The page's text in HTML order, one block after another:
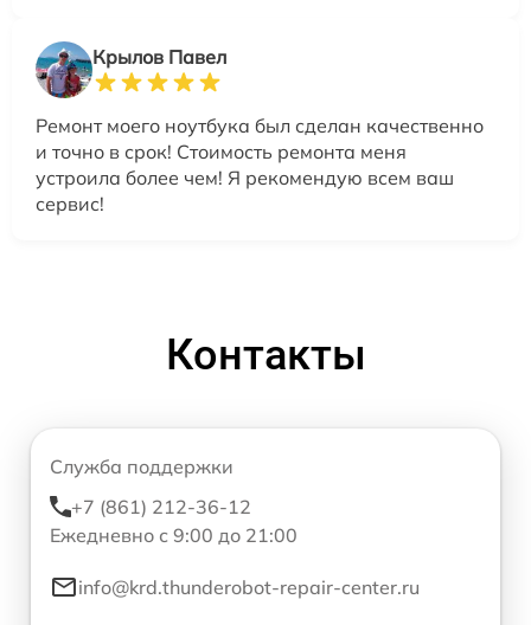
Крылов Павел
Ремонт моего ноутбука был сделан качественно
и точно в срок! Стоимость ремонта меня
устроила более чем! Я рекомендую всем ваш
сервис!
Контакты
Служба поддержки
+7 (861) 212-36-12
Ежедневно с 9:00 до 21:00
info@krd.thunderobot-repair-center.ru